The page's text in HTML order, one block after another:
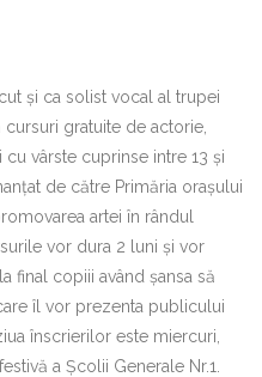
și ca solist vocal al trupei
gratuite de actorie,
vârste cuprinse intre 13 și
de către Primăria orașului
artei în rândul
vor dura 2 luni și vor
final copiii având șansa să
îl vor prezenta publicului
înscrierilor este miercuri,
a Școlii Generale Nr.1.